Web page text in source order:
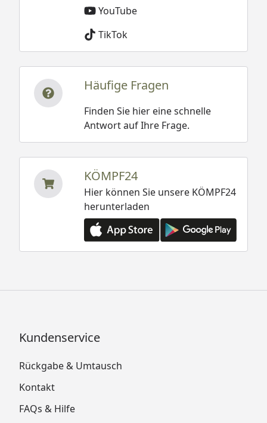
YouTube
TikTok
Häufige Fragen
Finden Sie hier eine schnelle
Antwort auf Ihre Frage.
KÖMPF24
Hier können Sie unsere KÖMPF24
herunterladen
Kundenservice
Rückgabe & Umtausch
Kontakt
FAQs & Hilfe